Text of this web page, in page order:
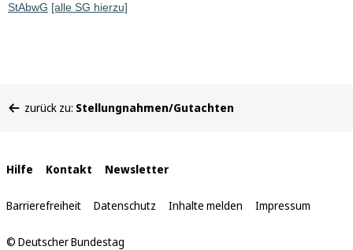
StAbwG [alle SG hierzu]
befinden
zurück zu: Stellungnahmen/Gutachten
Interne
Links
Hilfe Kontakt Newsletter
Barrierefreiheit Datenschutz Inhalte melden Impressum
© Deutscher Bundestag